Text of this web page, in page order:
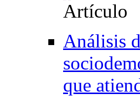
Análisis
que